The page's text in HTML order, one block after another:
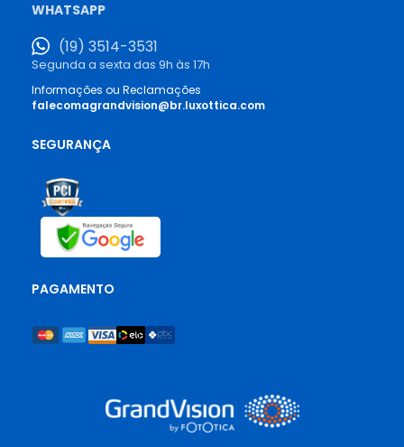
WHATSAPP
(19) 3514-3531
Segunda a sexta das 9h às 17h
Informações ou Reclamações
falecomagrandvision@br.luxottica.com
SEGURANÇA
PAGAMENTO